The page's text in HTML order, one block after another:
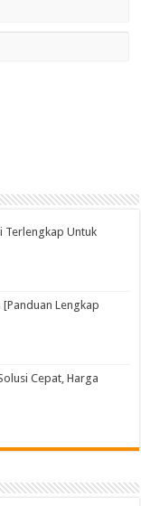
Terlengkap Untuk
Lengkap
Cepat, Harga